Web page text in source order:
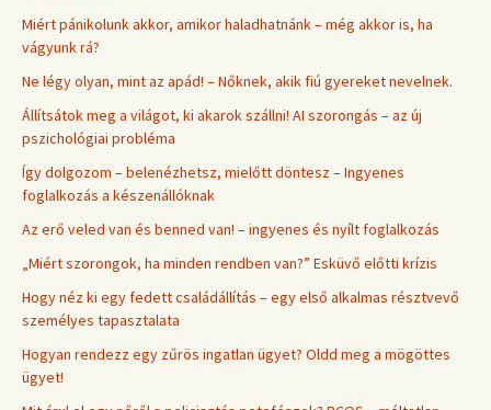
Miért pánikolunk akkor, amikor haladhatnánk – még akkor is, ha
vágyunk rá?
Ne légy olyan, mint az apád! – Nőknek, akik fiú gyereket nevelnek.
Állítsátok meg a világot, ki akarok szállni! AI szorongás – az új
pszichológiai probléma
Így dolgozom – belenézhetsz, mielőtt döntesz – Ingyenes
foglalkozás a készenállóknak
Az erő veled van és benned van! – ingyenes és nyílt foglalkozás
„Miért szorongok, ha minden rendben van?” Esküvő előtti krízis
Hogy néz ki egy fedett családállítás – egy első alkalmas résztvevő
személyes tapasztalata
Hogyan rendezz egy zűrös ingatlan ügyet? Oldd meg a mögöttes
ügyet!